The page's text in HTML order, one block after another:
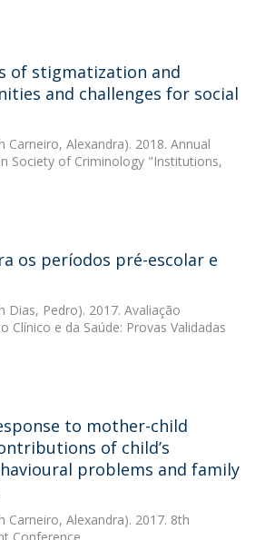
of stigmatization and
and challenges for social
Carneiro, Alexandra). 2018. Annual
Society of Criminology "Institutions,
os períodos pré-escolar e
Dias, Pedro). 2017. Avaliação
Clínico e da Saúde: Provas Validadas
to mother-child
of child’s
problems and family
Carneiro, Alexandra). 2017. 8th